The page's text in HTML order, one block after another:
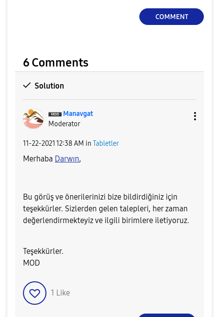
COMMENT
6 Comments
Solution
Manavgat
Moderator
‎11-22-2021 12:38 AM in Tabletler
Merhaba Darwın,
Bu görüş ve önerilerinizi bize bildirdiğiniz için
teşekkürler. Sizlerden gelen talepleri, her zaman
değerlendirmekteyiz ve ilgili birimlere iletiyoruz.
Teşekkürler.
MOD
1 Like